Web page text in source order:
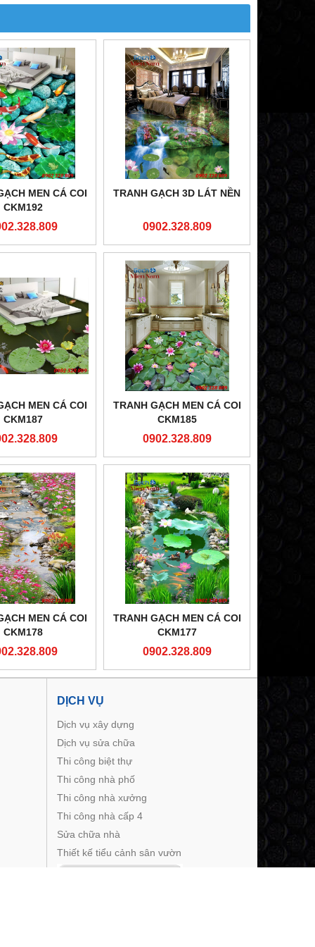
MEN CÁ COI
CKM192
TRANH GẠCH 3D LÁT NỀN
0902.328.809
MEN CÁ COI
CKM187
TRANH GẠCH MEN CÁ COI
CKM185
0902.328.809
MEN CÁ COI
CKM178
TRANH GẠCH MEN CÁ COI
CKM177
0902.328.809
DỊCH VỤ
Dịch vụ xây dựng
Dịch vụ sửa chữa
Thi công biệt thự
Thi công nhà phố
Thi công nhà xưởng
Thi công nhà cấp 4
Sửa chữa nhà
Thiết kế tiểu cảnh sân vườn